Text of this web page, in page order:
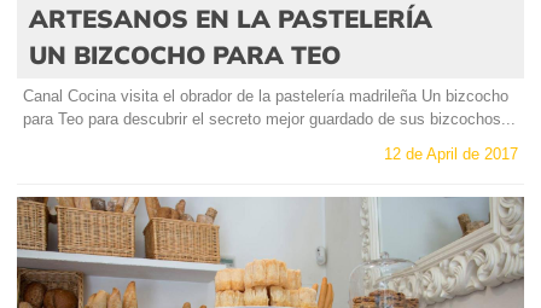
ARTESANOS EN LA PASTELERÍA
UN BIZCOCHO PARA TEO
Canal Cocina visita el obrador de la pastelería madrileña Un bizcocho
para Teo para descubrir el secreto mejor guardado de sus bizcochos...
12 de April de 2017